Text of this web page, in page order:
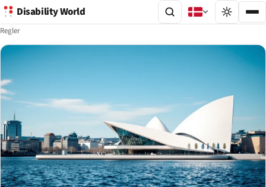
Disability World
Regler